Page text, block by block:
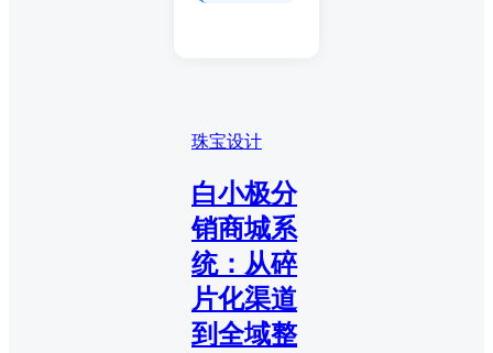
珠宝设计
白小极分
销商城系
统：从碎
片化渠道
到全域整